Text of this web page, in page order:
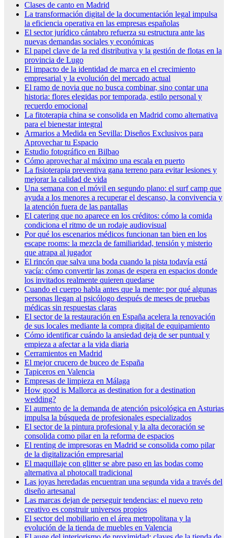
Clases de canto en Madrid
La transformación digital de la documentación legal impulsa
la eficiencia operativa en las empresas españolas
El sector jurídico cántabro refuerza su estructura ante las
nuevas demandas sociales y económicas
El papel clave de la red distributiva y la gestión de flotas en la
provincia de Lugo
El impacto de la identidad de marca en el crecimiento
empresarial y la evolución del mercado actual
El ramo de novia que no busca combinar, sino contar una
historia: flores elegidas por temporada, estilo personal y
recuerdo emocional
La fitoterapia china se consolida en Madrid como alternativa
para el bienestar integral
Armarios a Medida en Sevilla: Diseños Exclusivos para
Aprovechar tu Espacio
Estudio fotográfico en Bilbao
Cómo aprovechar al máximo una escala en puerto
La fisioterapia preventiva gana terreno para evitar lesiones y
mejorar la calidad de vida
Una semana con el móvil en segundo plano: el surf camp que
ayuda a los menores a recuperar el descanso, la convivencia y
la atención fuera de las pantallas
El catering que no aparece en los créditos: cómo la comida
condiciona el ritmo de un rodaje audiovisual
Por qué los escenarios médicos funcionan tan bien en los
escape rooms: la mezcla de familiaridad, tensión y misterio
que atrapa al jugador
El rincón que salva una boda cuando la pista todavía está
vacía: cómo convertir las zonas de espera en espacios donde
los invitados realmente quieren quedarse
Cuando el cuerpo habla antes que la mente: por qué algunas
personas llegan al psicólogo después de meses de pruebas
médicas sin respuestas claras
El sector de la restauración en España acelera la renovación
de sus locales mediante la compra digital de equipamiento
Cómo identificar cuándo la ansiedad deja de ser puntual y
empieza a afectar a la vida diaria
Cerramientos en Madrid
El mejor crucero de buceo de España
Tapiceros en Valencia
Empresas de limpieza en Málaga
How good is Mallorca as destination for a destination
wedding?
El aumento de la demanda de atención psicológica en Asturias
impulsa la búsqueda de profesionales especializados
El sector de la pintura profesional y la alta decoración se
consolida como pilar en la reforma de espacios
El renting de impresoras en Madrid se consolida como pilar
de la digitalización empresarial
El maquillaje con glitter se abre paso en las bodas como
alternativa al photocall tradicional
Las joyas heredadas encuentran una segunda vida a través del
diseño artesanal
Las marcas dejan de perseguir tendencias: el nuevo reto
creativo es construir universos propios
El sector del mobiliario en el área metropolitana y la
evolución de la tienda de muebles en Valencia